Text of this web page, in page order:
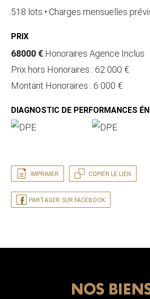
518 lots • Charges mensuelles
PRIX
68000 € Honoraires Agence Inclus
Prix hors Honoraires : 62 000 €
Montant Honoraires : 6 000 €
DIAGNOSTIC DE PERFORMANCES
IMPRIMER COPIER LE LIEN
PARTAGER SUR FACEBOOK
NOS